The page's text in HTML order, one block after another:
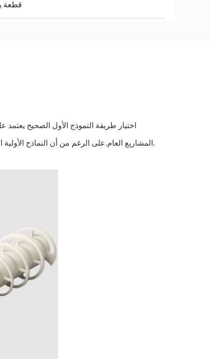
1 قطعة
اختيار طريقة النموذج الأول الصحيح يعتمد
المشاريع العام.على الرغم من أن النماذج الأولية الأكثر تقدماً مكلفة وتستغرق وقتاً أطول لإنشاء، فإنها توفر تقريبا أقرب للمنتج النهائي.